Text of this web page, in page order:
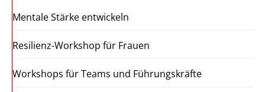
Mentale Stärke entwickeln
Resilienz-Workshop für Frauen
Workshops für Teams und Führungskräfte